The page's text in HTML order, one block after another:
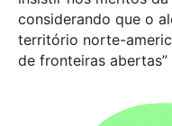
considerando que o
território norte-
de fronteiras